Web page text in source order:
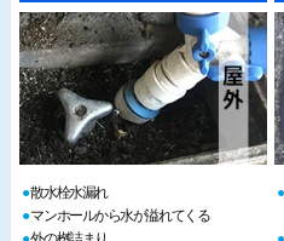
散水栓水漏れ
マンホールから水が溢れてくる